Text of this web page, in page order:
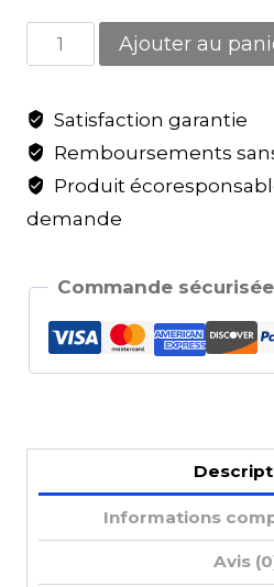
Ajouter au
Satisfaction garantie
Remboursements
Produit
demande
Commande
Informations
Avis